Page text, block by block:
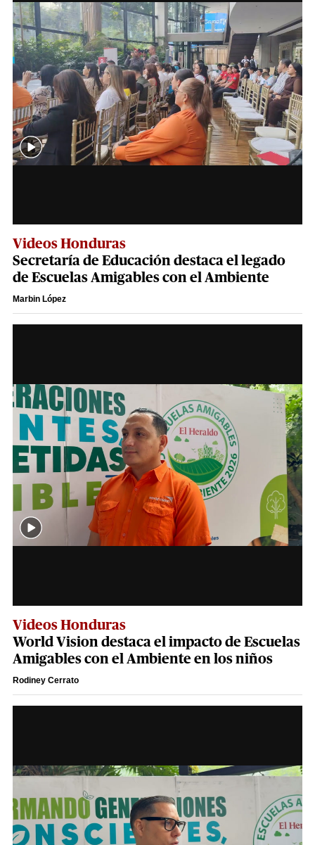
Videos Honduras
Secretaría de Educación destaca el legado
de Escuelas Amigables con el Ambiente
Marbin López
Videos Honduras
World Vision destaca el impacto de Escuelas
Amigables con el Ambiente en los niños
Rodiney Cerrato